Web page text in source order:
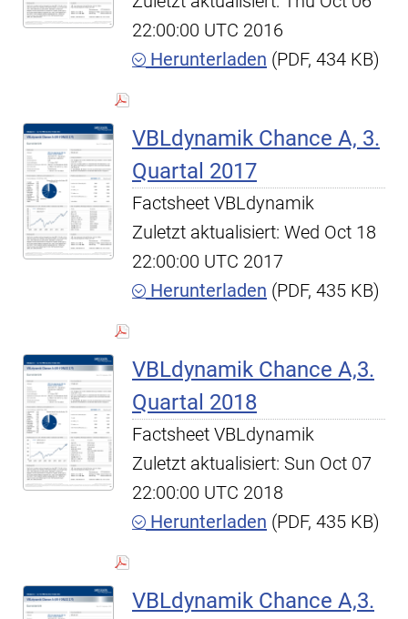
22:00:00 UTC 2016
Herunterladen (PDF, 434 KB)
VBLdynamik Chance A, 3.
Quartal 2017
Factsheet VBLdynamik
Zuletzt aktualisiert: Wed Oct 18
22:00:00 UTC 2017
Herunterladen (PDF, 435 KB)
VBLdynamik Chance A,3.
Quartal 2018
Factsheet VBLdynamik
Zuletzt aktualisiert: Sun Oct 07
22:00:00 UTC 2018
Herunterladen (PDF, 435 KB)
VBLdynamik Chance A,3.